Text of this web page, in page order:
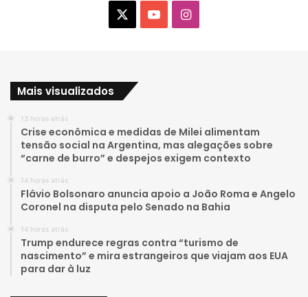
b
I
g
a
Mais visualizados
13 horas atrás
Crise econômica e medidas de Milei alimentam
tensão social na Argentina, mas alegações sobre
“carne de burro” e despejos exigem contexto
14 horas atrás
Flávio Bolsonaro anuncia apoio a João Roma e Angelo
Coronel na disputa pelo Senado na Bahia
14 horas atrás
Trump endurece regras contra “turismo de
nascimento” e mira estrangeiros que viajam aos EUA
para dar à luz